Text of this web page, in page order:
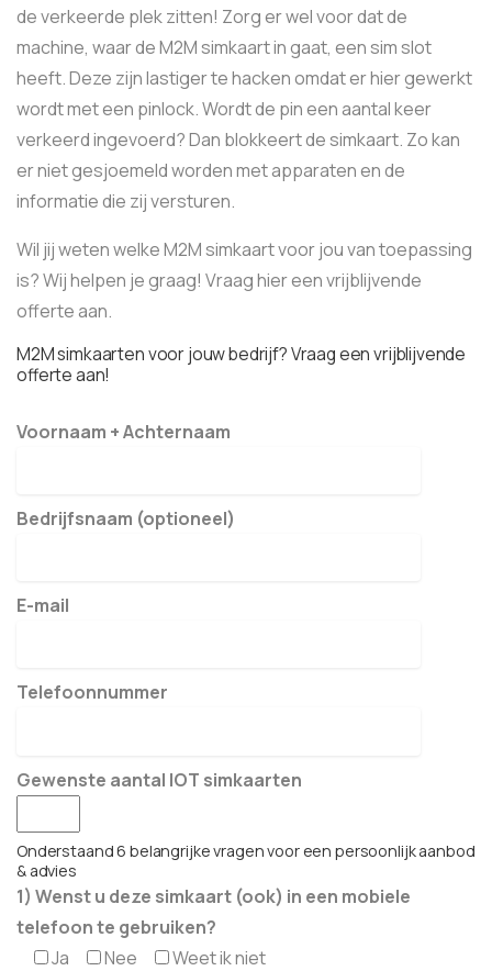
de verkeerde plek zitten! Zorg er wel voor dat de
machine, waar de M2M simkaart in gaat, een sim slot
heeft. Deze zijn lastiger te hacken omdat er hier gewerkt
wordt met een pinlock. Wordt de pin een aantal keer
verkeerd ingevoerd? Dan blokkeert de simkaart. Zo kan
er niet gesjoemeld worden met apparaten en de
informatie die zij versturen.
Wil jij weten welke M2M simkaart voor jou van toepassing
is? Wij helpen je graag! Vraag hier een vrijblijvende
offerte aan.
M2M simkaarten voor jouw bedrijf? Vraag een vrijblijvende
offerte aan!
Voornaam + Achternaam
Bedrijfsnaam (optioneel)
E-mail
Telefoonnummer
Gewenste aantal IOT simkaarten
Onderstaand 6 belangrijke vragen voor een persoonlijk aanbod
& advies
1) Wenst u deze simkaart (ook) in een mobiele
telefoon te gebruiken?
Ja
Nee
Weet ik niet